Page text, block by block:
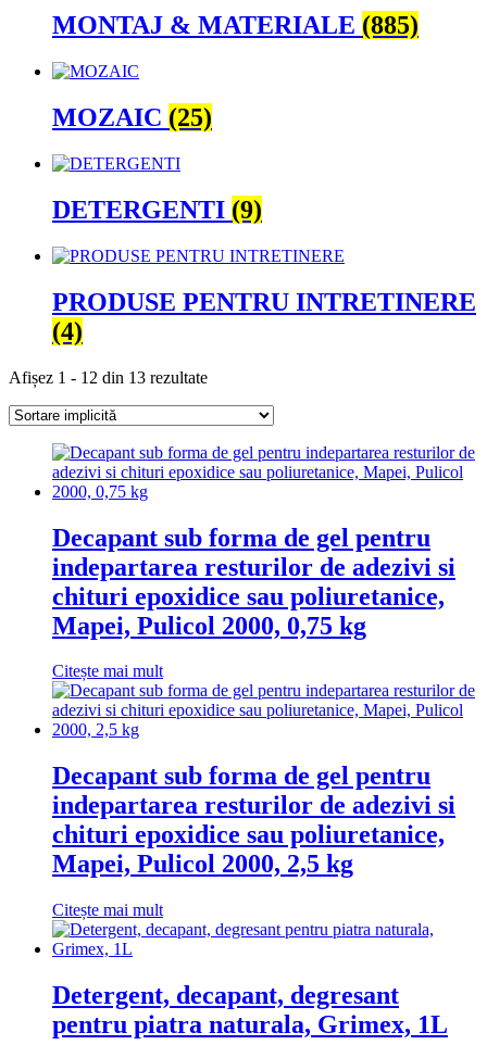
MONTAJ & MATERIALE (885)
MOZAIC (25)
DETERGENTI (9)
PRODUSE PENTRU INTRETINERE
(4)
Afișez 1 - 12 din 13 rezultate
Decapant sub forma de gel pentru
indepartarea resturilor de adezivi si
chituri epoxidice sau poliuretanice,
Mapei, Pulicol 2000, 0,75 kg
Citește mai mult
Decapant sub forma de gel pentru
indepartarea resturilor de adezivi si
chituri epoxidice sau poliuretanice,
Mapei, Pulicol 2000, 2,5 kg
Citește mai mult
Detergent, decapant, degresant
pentru piatra naturala, Grimex, 1L